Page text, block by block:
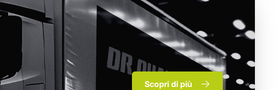
Scopri di più